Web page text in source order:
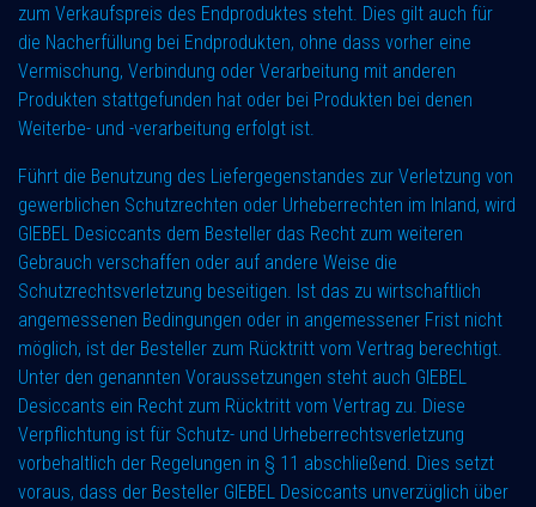
zum Verkaufspreis des Endproduktes steht. Dies gilt auch für
die Nacherfüllung bei Endprodukten, ohne dass vorher eine
Vermischung, Verbindung oder Verarbeitung mit anderen
Produkten stattgefunden hat oder bei Produkten bei denen
Weiterbe- und -verarbeitung erfolgt ist.
Führt die Benutzung des Liefergegenstandes zur Verletzung von
gewerblichen Schutzrechten oder Urheberrechten im Inland, wird
GIEBEL Desiccants dem Besteller das Recht zum weiteren
Gebrauch verschaffen oder auf andere Weise die
Schutzrechtsverletzung beseitigen. Ist das zu wirtschaftlich
angemessenen Bedingungen oder in angemessener Frist nicht
möglich, ist der Besteller zum Rücktritt vom Vertrag berechtigt.
Unter den genannten Voraussetzungen steht auch GIEBEL
Desiccants ein Recht zum Rücktritt vom Vertrag zu. Diese
Verpflichtung ist für Schutz- und Urheberrechtsverletzung
vorbehaltlich der Regelungen in § 11 abschließend. Dies setzt
voraus, dass der Besteller GIEBEL Desiccants unverzüglich über